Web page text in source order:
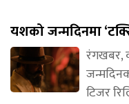
यशको जन्मदिनमा
रंगखबर,
टिजर